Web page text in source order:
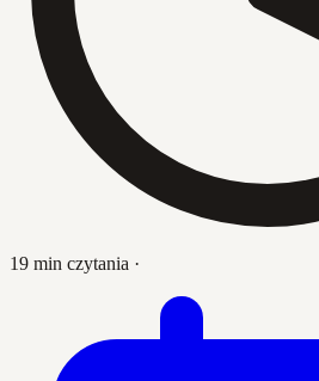
19 min czytania ·